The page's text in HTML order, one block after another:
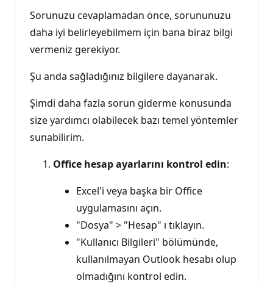
Sorunuzu cevaplamadan önce, sorununuzu
daha iyi belirleyebilmem için bana biraz bilgi
vermeniz gerekiyor.
Şu anda sağladığınız bilgilere dayanarak.
Şimdi daha fazla sorun giderme konusunda
size yardımcı olabilecek bazı temel yöntemler
sunabilirim.
Office hesap ayarlarını kontrol edin:
Excel'i veya başka bir Office
uygulamasını açın.
"Dosya" > "Hesap" ı tıklayın.
"Kullanıcı Bilgileri" bölümünde,
kullanılmayan Outlook hesabı olup
olmadığını kontrol edin.